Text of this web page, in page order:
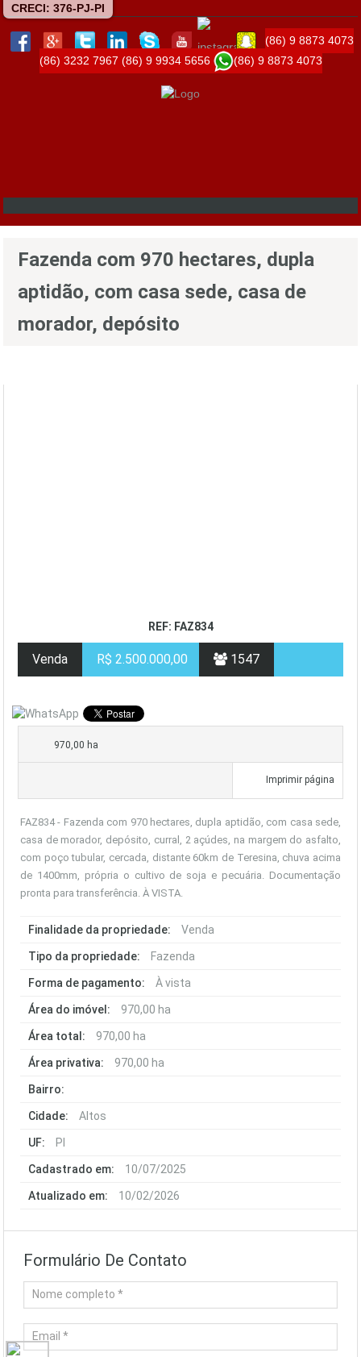
CRECI: 376-PJ-PI
(86) 9 8873 4073
(86) 3232 7967 (86) 9 9934 5656 (86) 9 8873 4073
Fazenda com 970 hectares, dupla
aptidão, com casa sede, casa de
morador, depósito
REF: FAZ834
Venda R$ 2.500.000,00 1547
970,00 ha
Imprimir página
FAZ834 - Fazenda com 970 hectares, dupla aptidão, com casa sede,
casa de morador, depósito, curral, 2 açúdes, na margem do asfalto,
com poço tubular, cercada, distante 60km de Teresina, chuva acima
de 1400mm, própria o cultivo de soja e pecuária. Documentação
pronta para transferência. À VISTA.
Finalidade da propriedade: Venda
Tipo da propriedade: Fazenda
Forma de pagamento: À vista
Área do imóvel: 970,00 ha
Área total: 970,00 ha
Área privativa: 970,00 ha
Bairro:
Cidade: Altos
UF: PI
Cadastrado em: 10/07/2025
Atualizado em: 10/02/2026
Formulário De Contato